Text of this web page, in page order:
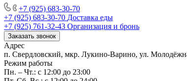
+7 (925) 683-30-70
+7 (925) 683-30-70 Доставка еды
+7 (925) 761-32-43 Организация и бронь
Заказать звонок
Адрес
п. Свердловский, мкр. Лукино-Варино, ул.
Режим работы
Пн. – Чт.: с 12:00 до 23:00